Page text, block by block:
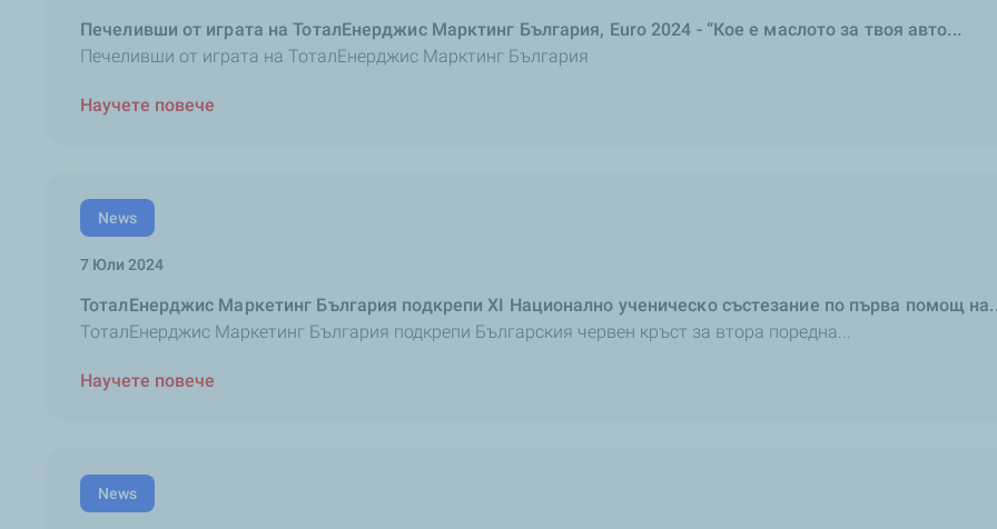
Печеливши от играта на ТоталЕнерджис Марктинг България, Euro 2024 - “Кое е маслото за твоя авто...
Печеливши от играта на ТоталЕнерджис Марктинг България
Научете повече
News
7 Юли 2024
ТоталЕнерджис Маркетинг България подкрепи XI Национално ученическо състезание по първа помощ
ТоталЕнерджис Маркетинг България подкрепи Българския червен кръст за втора поредна...
Научете повече
News